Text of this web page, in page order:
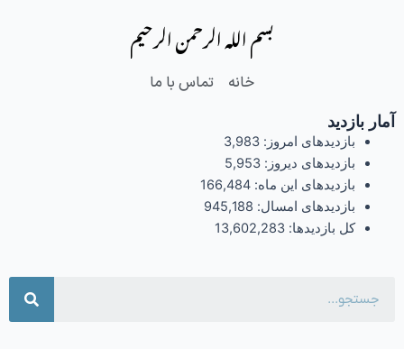
بسم الله الرحمن الرحیم
خانه تماس با ما
آمار بازدید
بازدیدهای امروز: 3,983
بازدیدهای دیروز: 5,953
بازدیدهای این ماه: 166,484
بازدیدهای امسال: 945,188
کل بازدیدها: 13,602,283